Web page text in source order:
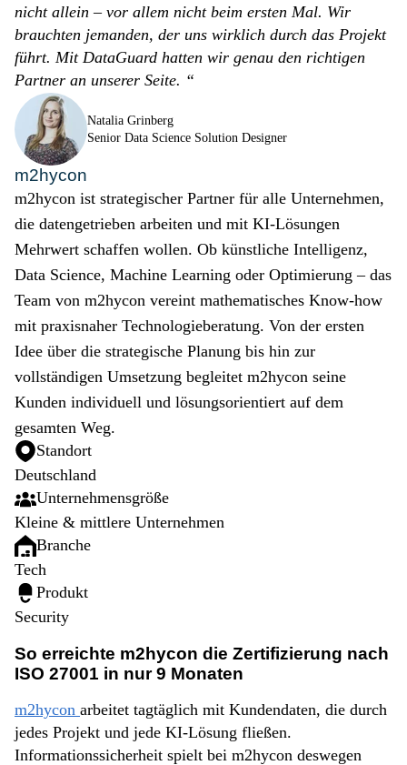
nicht allein – vor allem nicht beim ersten Mal. Wir
brauchten jemanden, der uns wirklich durch das Projekt
führt. Mit DataGuard hatten wir genau den richtigen
Partner an unserer Seite. “
Natalia Grinberg
Senior Data Science Solution Designer
m2hycon
m2hycon ist strategischer Partner für alle Unternehmen,
die datengetrieben arbeiten und mit KI-Lösungen
Mehrwert schaffen wollen. Ob künstliche Intelligenz,
Data Science, Machine Learning oder Optimierung – das
Team von m2hycon vereint mathematisches Know-how
mit praxisnaher Technologieberatung. Von der ersten
Idee über die strategische Planung bis hin zur
vollständigen Umsetzung begleitet m2hycon seine
Kunden individuell und lösungsorientiert auf dem
gesamten Weg.
Standort
Deutschland
Unternehmensgröße
Kleine & mittlere Unternehmen
Branche
Tech
Produkt
Security
So erreichte m2hycon die Zertifizierung nach
ISO 27001 in nur 9 Monaten
m2hycon arbeitet tagtäglich mit Kundendaten, die durch
jedes Projekt und jede KI-Lösung fließen.
Informationssicherheit spielt bei m2hycon deswegen